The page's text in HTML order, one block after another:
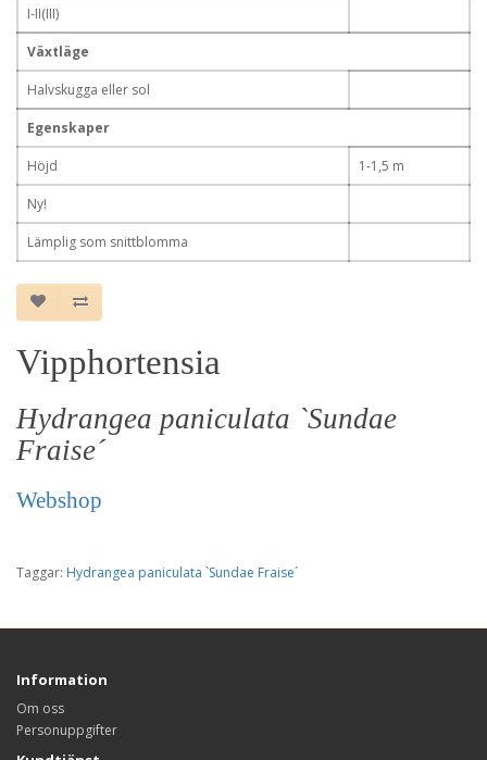
I-II(III)
Växtläge
Halvskugga eller sol
Egenskaper
Höjd 1-1,5 m
Ny!
Lämplig som snittblomma
Vipphortensia
Hydrangea paniculata `Sundae
Fraise´
Webshop
Taggar: Hydrangea paniculata `Sundae Fraise´
Information
Om oss
Personuppgifter